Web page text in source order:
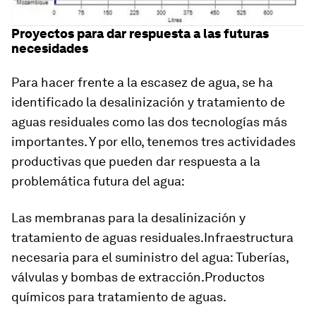
Proyectos para dar respuesta a las futuras
necesidades
Para hacer frente a la escasez de agua, se ha
identificado la desalinización y tratamiento de
aguas residuales como las dos tecnologías más
importantes. Y por ello, tenemos tres actividades
productivas que pueden dar respuesta a la
problemática futura del agua:
Las membranas para la desalinización y
tratamiento de aguas residuales.Infraestructura
necesaria para el suministro del agua: Tuberías,
válvulas y bombas de extracción.Productos
químicos para tratamiento de aguas.